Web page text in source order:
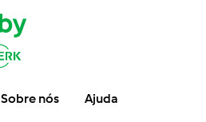
Sobre nós Ajuda